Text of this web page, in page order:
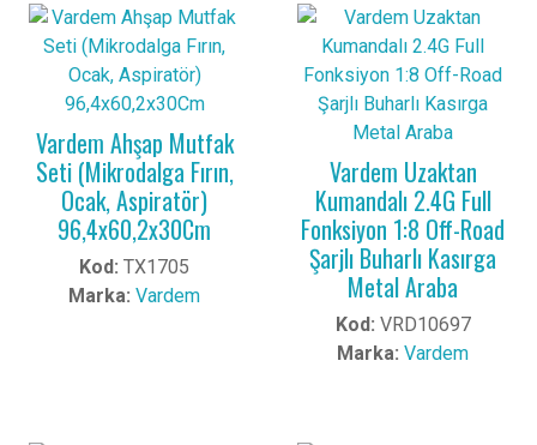
Vardem Ahşap Mutfak
Seti (Mikrodalga Fırın,
Ocak, Aspiratör)
96,4x60,2x30Cm
Kod: TX1705
Marka: Vardem
Vardem Uzaktan
Kumandalı 2.4G Full
Fonksiyon 1:8 Off-Road
Şarjlı Buharlı Kasırga
Metal Araba
Kod: VRD10697
Marka: Vardem